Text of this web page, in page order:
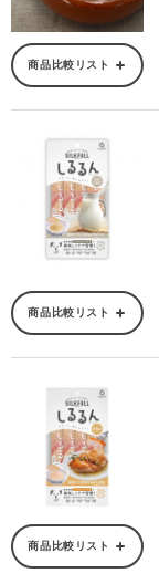
商品比較リスト
商品比較リスト
商品比較リスト